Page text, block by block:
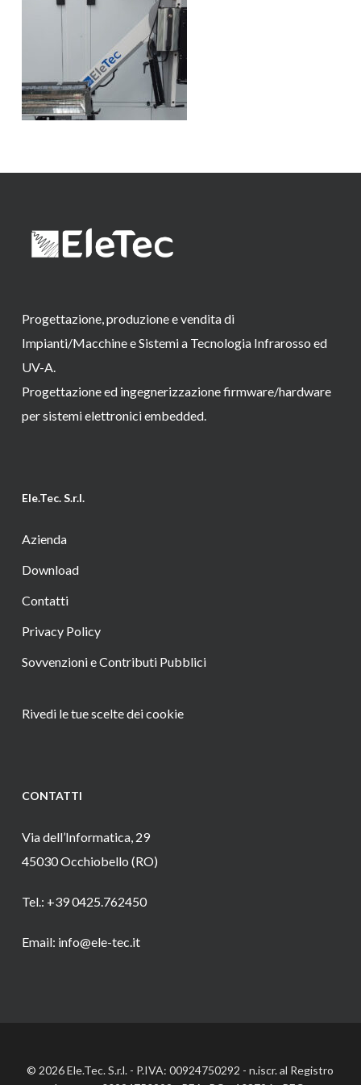
Progettazione, produzione e vendita di
Impianti/Macchine e Sistemi a Tecnologia Infrarosso ed
UV-A.
Progettazione ed ingegnerizzazione firmware/hardware
per sistemi elettronici embedded.
Ele.Tec. S.r.l.
Azienda
Download
Contatti
Privacy Policy
Sovvenzioni e Contributi Pubblici
Rivedi le tue scelte dei cookie
CONTATTI
Via dell’Informatica, 29
45030 Occhiobello (RO)
Tel.: +39 0425.762450
Email: info@ele-tec.it
© 2026 Ele.Tec. S.r.l. - P.IVA: 00924750292 - n.iscr. al Registro